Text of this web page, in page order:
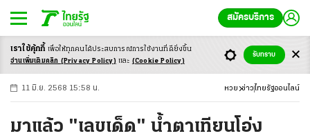
สมัครบริการ
-ก ก ก+
11 มิ.ย. 2568 15:58 น. หวย ข่าว ไทยรัฐออนไลน์
มาแล้ว "เลขเด็ด" น้ำตาเทียนโอ่ง
เราใช้คุ้กกี้ เพื่อให้ทุกคนได้ประสบการณ์การใช้งานที่ดียิ่งขึ้น
อ่านเพิ่มเติมคลิก (Privacy Policy) และ (Cookie Policy)
รับทราบ